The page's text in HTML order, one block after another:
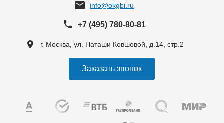
info@okgbi.ru
+7 (495) 780-80-81
г. Москва, ул. Наташи Ковшовой, д.14, стр.2
Заказать звонок